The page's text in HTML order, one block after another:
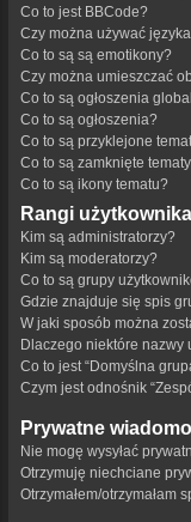
Co to jest BBCode?
Czy można używać
Co to są są emotikony?
Czy można umieszczać
Co to są ogłoszenia
Co to są ogłoszenia?
Co to są przyklejone
Co to są zamknięte
Co to są ikony tematu?
Rangi
Kim są administratorzy?
Kim są moderatorzy?
Co to są grupy
Gdzie znajduje się spis
W jaki sposób można
Dlaczego niektóre nazwy
Co to jest “Domyślna
Czym jest odnośnik
Prywatne
Nie mogę wysyłać
Otrzymuję niechciane
Otrzymałem/otrzymałam